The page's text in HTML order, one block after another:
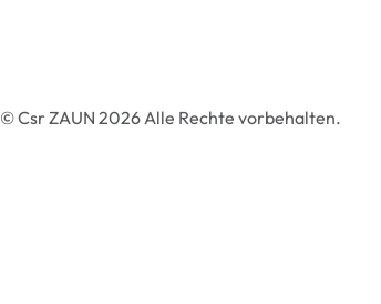
© Csr ZAUN 2026 Alle Rechte vorbehalten.